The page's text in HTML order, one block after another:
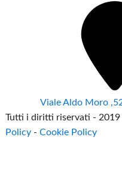
Viale Aldo Moro
Tutti i diritti riservati - 2019
Policy -Cookie Policy